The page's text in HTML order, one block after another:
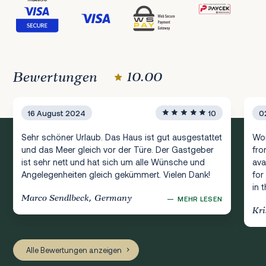
Bewertungen 10.00
16 August 2024 10
Sehr schöner Urlaub. Das Haus ist gut ausgestattet
und das Meer gleich vor der Türe. Der Gastgeber
ist sehr nett und hat sich um alle Wünsche und
Angelegenheiten gleich gekümmert. Vielen Dank!
Marco Sendlbeck, Germany — MEHR LESEN
for
in
Alle Bewertungen anzeigen